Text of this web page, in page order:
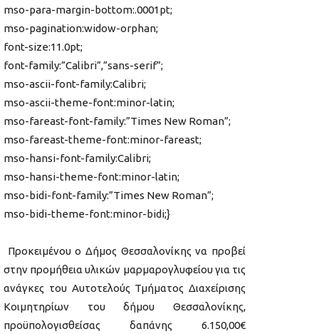
mso-para-margin-bottom:.0001pt;
mso-pagination:widow-orphan;
font-size:11.0pt;
font-family:”Calibri”,”sans-serif”;
mso-ascii-font-family:Calibri;
mso-ascii-theme-font:minor-latin;
mso-fareast-font-family:”Times New Roman”;
mso-fareast-theme-font:minor-fareast;
mso-hansi-font-family:Calibri;
mso-hansi-theme-font:minor-latin;
mso-bidi-font-family:”Times New Roman”;
mso-bidi-theme-font:minor-bidi;}
Προκειμένου ο Δήμος Θεσσαλονίκης να προβεί
στην προμήθεια υλικών μαρμαρογλυφείου για τις
ανάγκες του Αυτοτελούς Τμήματος Διαχείρισης
Κοιμητηρίων του δήμου Θεσσαλονίκης,
προϋπολογισθείσας δαπάνης 6.150,00€